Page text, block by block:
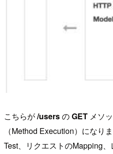
こちらが/usersのGET メソ
（Method Execution）になり
Test、リクエストのMapping